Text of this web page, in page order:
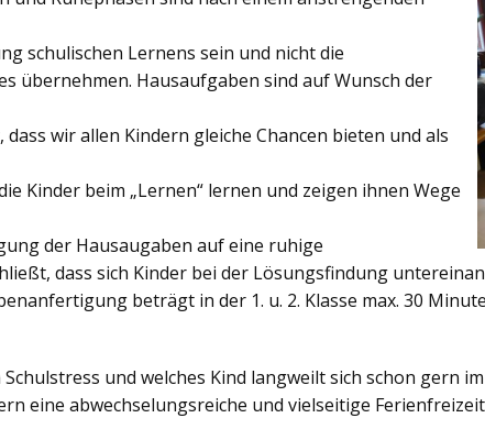
schulischen Lernens sein und nicht die
übernehmen. Hausaufgaben sind auf Wunsch der
wir allen Kindern gleiche Chancen bieten und als
Kinder beim „Lernen“ lernen und zeigen ihnen Wege
der Hausaugaben auf eine ruhige
dass sich Kinder bei der Lösungsfindung
beträgt in der 1. u. 2. Klasse max. 30
und welches Kind langweilt sich schon gern
eine abwechselungsreiche und vielseitige